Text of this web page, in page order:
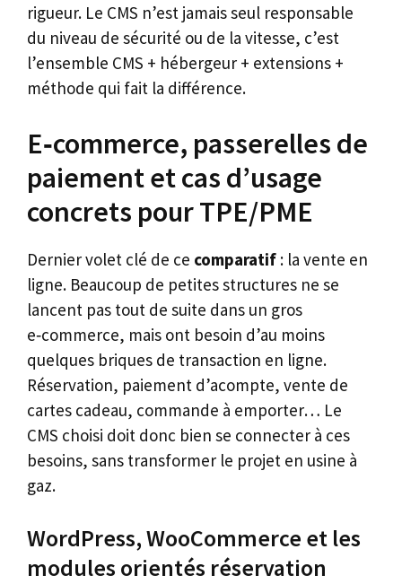
rigueur. Le CMS n’est jamais seul responsable
du niveau de sécurité ou de la vitesse, c’est
l’ensemble CMS + hébergeur + extensions +
méthode qui fait la différence.
E‑commerce, passerelles de
paiement et cas d’usage
concrets pour TPE/PME
Dernier volet clé de ce comparatif : la vente en
ligne. Beaucoup de petites structures ne se
lancent pas tout de suite dans un gros
e‑commerce, mais ont besoin d’au moins
quelques briques de transaction en ligne.
Réservation, paiement d’acompte, vente de
cartes cadeau, commande à emporter… Le
CMS choisi doit donc bien se connecter à ces
besoins, sans transformer le projet en usine à
gaz.
WordPress, WooCommerce et les
modules orientés réservation